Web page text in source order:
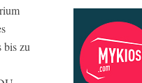
bis zu